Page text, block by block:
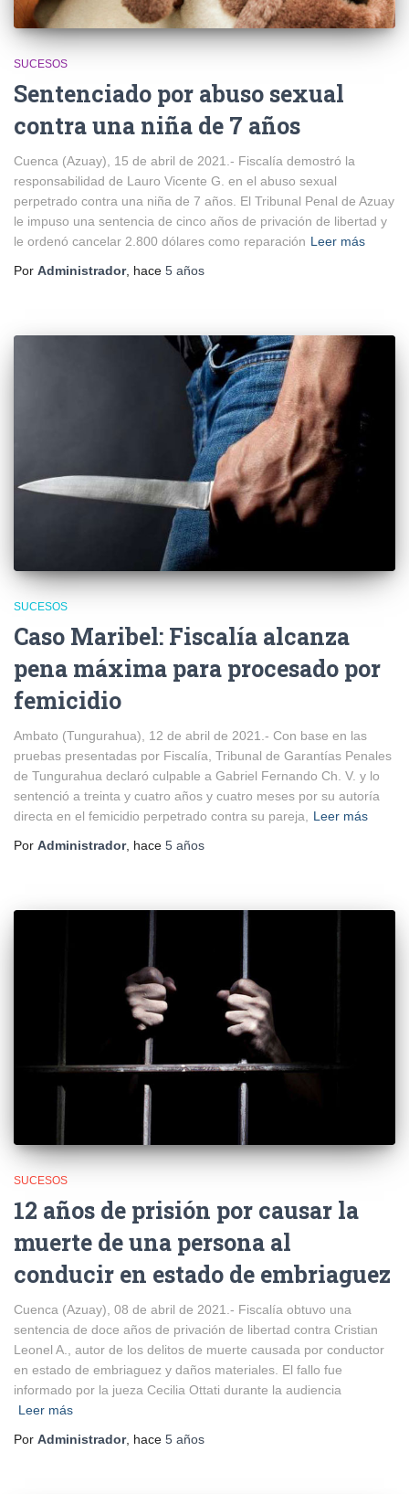
SUCESOS
Sentenciado por abuso sexual
contra una niña de 7 años
Cuenca (Azuay), 15 de abril de 2021.- Fiscalía demostró la
responsabilidad de Lauro Vicente G. en el abuso sexual
perpetrado contra una niña de 7 años. El Tribunal Penal de Azuay
le impuso una sentencia de cinco años de privación de libertad y
le ordenó cancelar 2.800 dólares como reparación Leer más
Por Administrador, hace 5 años
SUCESOS
Caso Maribel: Fiscalía alcanza
pena máxima para procesado por
femicidio
Ambato (Tungurahua), 12 de abril de 2021.- Con base en las
pruebas presentadas por Fiscalía, Tribunal de Garantías Penales
de Tungurahua declaró culpable a Gabriel Fernando Ch. V. y lo
sentenció a treinta y cuatro años y cuatro meses por su autoría
directa en el femicidio perpetrado contra su pareja,
Leer más
Por Administrador, hace 5 años
SUCESOS
12 años de prisión por causar la
muerte de una persona al
conducir en estado de embriaguez
Cuenca (Azuay), 08 de abril de 2021.- Fiscalía obtuvo una
sentencia de doce años de privación de libertad contra Cristian
Leonel A., autor de los delitos de muerte causada por conductor
en estado de embriaguez y daños materiales. El fallo fue
informado por la jueza Cecilia Ottati durante la audiencia
Leer más
Por Administrador, hace 5 años